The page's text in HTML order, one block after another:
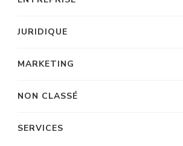
JURIDIQUE
MARKETING
NON CLASSÉ
SERVICES